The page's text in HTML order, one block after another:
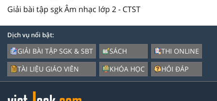
Giải bài tập sgk Âm nhạc lớp 2 - CTST
Dịch vụ nổi bật:
GIẢI BÀI TẬP SGK & SBT
TÀI LIỆU GIÁO VIÊN
SÁCH
KHÓA HỌC
THI ONLINE
HỎI ĐÁP